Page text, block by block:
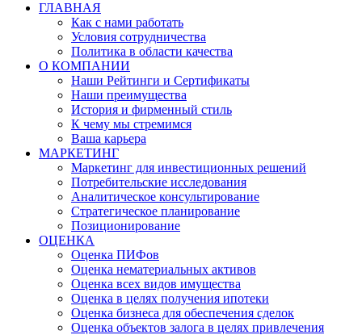
ГЛАВНАЯ
Как с нами работать
Условия сотрудничества
Политика в области качества
О КОМПАНИИ
Наши Рейтинги и Сертификаты
Наши преимущества
История и фирменный стиль
К чему мы стремимся
Ваша карьера
МАРКЕТИНГ
Маркетинг для инвестиционных решений
Потребительские исследования
Аналитическое консультирование
Стратегическое планирование
Позиционирование
ОЦЕНКА
Оценка ПИФов
Оценка нематериальных активов
Оценка всех видов имущества
Оценка в целях получения ипотеки
Оценка бизнеса для обеспечения сделок
Оценка объектов залога в целях привлечения